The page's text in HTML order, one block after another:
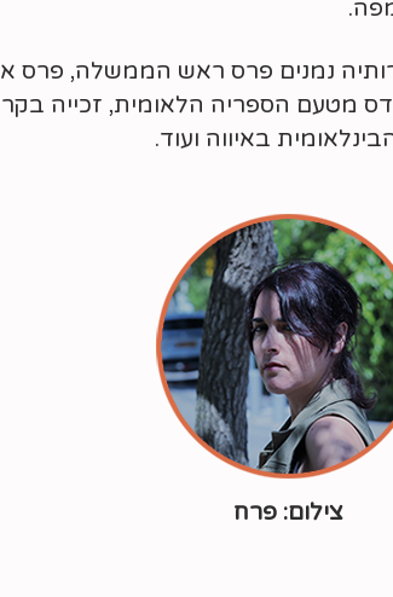
נמנים פרס ראש הממשלה, פרס
מטעם הספריה הלאומית, זכייה בקרן
באיווה ועוד.
צילום: פרח